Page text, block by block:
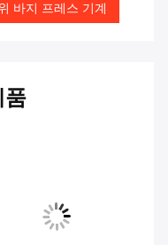
바지 프레스 기계
품